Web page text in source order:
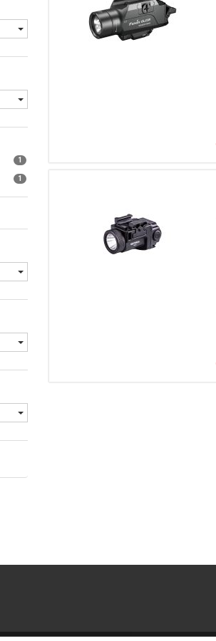
1
1